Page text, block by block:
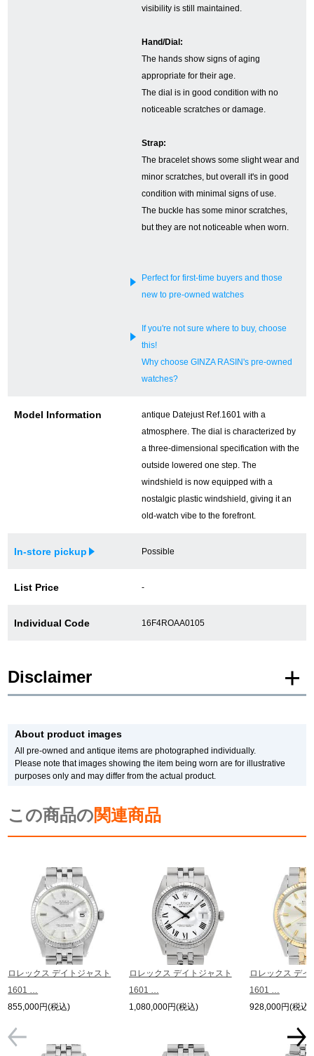
About product images
All pre-owned and antique items are photographed individually.
Please note that images showing the item being worn are for illustrative
purposes only and may differ from the actual product.
この商品の関連商品
ロレックス デイトジャスト
1601 …
855,000円(税込)
ロレックス デイトジャスト
1601 …
1,080,000円(税込)
ロレックス デイ
1601 …
928,000円(税込)
visibility is still maintained.
Hand/Dial:
The hands show signs of aging
appropriate for their age.
The dial is in good condition with no
noticeable scratches or damage.
Strap:
The bracelet shows some slight wear and
minor scratches, but overall it's in good
condition with minimal signs of use.
The buckle has some minor scratches,
but they are not noticeable when worn.
Perfect for first-time buyers and those
new to pre-owned watches
If you're not sure where to buy, choose
this!
Why choose GINZA RASIN's pre-owned
watches?
Model Information
antique Datejust Ref.1601 with a
atmosphere. The dial is characterized by
a three-dimensional specification with the
outside lowered one step. The
windshield is now equipped with a
nostalgic plastic windshield, giving it an
old-watch vibe to the forefront.
In-store pickup Possible
List Price -
Individual Code 16F4ROAA0105
Disclaimer
Please note that there are individual differences in the presence or absence of
manufacturer protective seals.
In addition, there may be minor changes made by the manufacturer, but please
note that we will sell it with the specifications of the stock product.
In addition, Used and antique items are photographed of the actual product.
monitor settings.
edition numbers on the web.
*As we also sell our products in-store, there may be a time difference between
ordering on the website and processing in-store, and the item may be SOLD
Please be aware of this.
Also, if you would like to purchase in person, please contact us by phone or
email in advance to check stock availability.
* In the case of antique or used products, alternative parts may be used for the
exterior and internal machinery.
*The listed price is the price at the time of arrival.